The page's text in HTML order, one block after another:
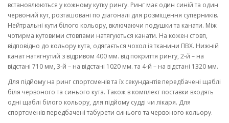
встановлюються у кожному кутку рингу. Ринг має один синій та один
червоний кут, розташовані по діагоналі для розміщення суперників.
Нейтральні кути білого кольору, включаючи подушки та канати. Між
чотирма кутовими стовпами натягуються канати. На кожен стовп,
відповідно до кольору кута, одягається чохол із тканини ПВХ. Нижній
канат натягнутий з відривом 400 мм. від покриття рингу, 2-й – на
відстані 710 мм, 3-й – на відстані 1020 мм. та 4-й – на відстані 1320 мм.
Для підйому на ринг спортсменів та їх секундантів передбачені щаблі
біля червоного та синього кута. Також в комплект поставки входять
одні щаблі білого кольору, для підйому судді чи лікаря. Для
спортсменів передбачені табурети синього та червоного кольору.